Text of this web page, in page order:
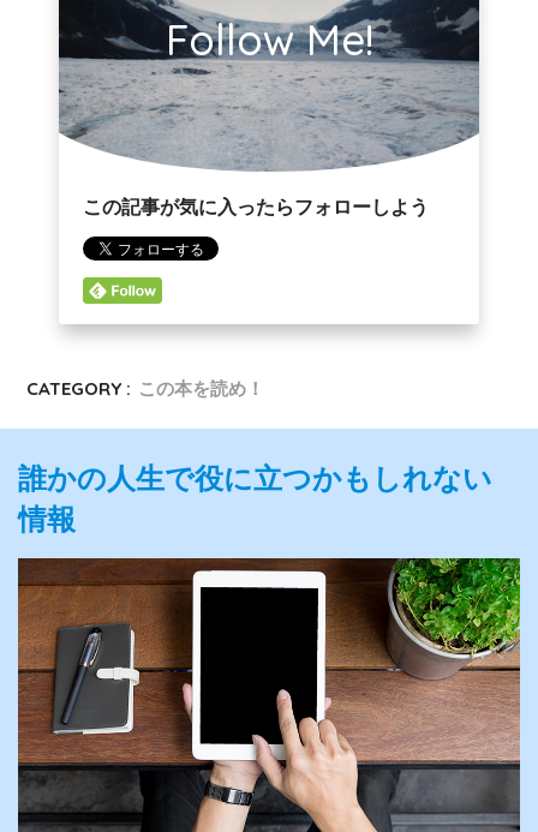
Follow Me!
この記事が気に入ったらフォローしよう
CATEGORY : この本を読め！
誰かの人生で役に立つかもしれない
情報